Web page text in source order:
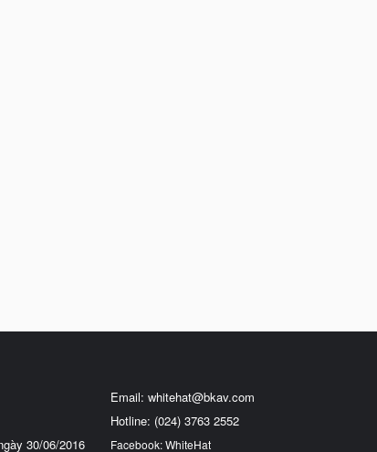
30/06/2016
Email: whitehat@bkav.com
Hotline: (024) 3763 2552
Facebook: WhiteHat